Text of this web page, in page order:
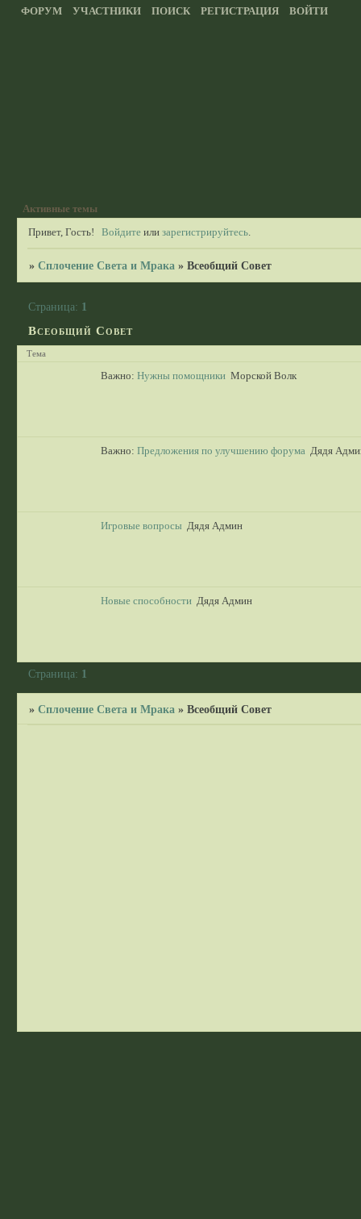
ФОРУМ УЧАСТНИКИ ПОИСК РЕГИСТРАЦИЯ ВОЙТИ
Активные темы
Привет, Гость! Войдите илизарегистрируйтесь.
»Сплочение Света и Мрака »Всеобщий Совет
Всеобщий Совет
Страница: 1
Тема
Важно: Нужны помощники Морской Волк
Важно: Предложения по улучшению форума Дядя
Игровые вопросы Дядя Админ
Новые способности Дядя Админ
Страница: 1
»Сплочение Света и Мрака »Всеобщий Совет